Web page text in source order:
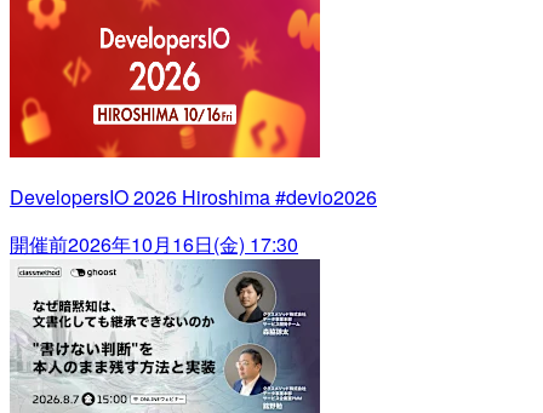
DevelopersIO 2026 Hiroshima #devio2026
開催前2026年10月16日(金) 17:30